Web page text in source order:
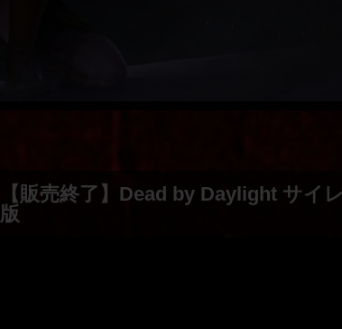
【販売終了】Dead by Daylight サイ
版